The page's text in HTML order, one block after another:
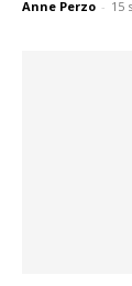
Anne Perzo - 15